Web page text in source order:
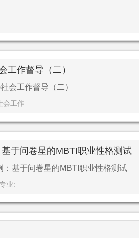
工作督导（二）
会工作督导（二）
会工作
于问卷星的MBTI职业性格测试
基于问卷星的MBTI职业性格测试
业: